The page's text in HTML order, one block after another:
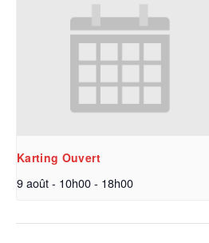
Karting Ouvert
9 août - 10h00- 18h00